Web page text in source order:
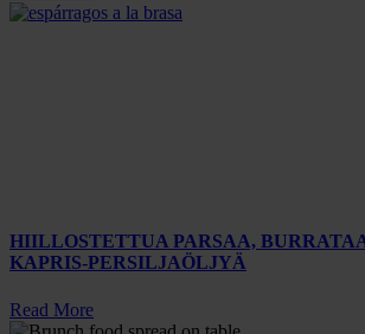
HIILLOSTETTUA PARSAA,
KAPRIS-PERSILJAÖLJYÄ
Read More